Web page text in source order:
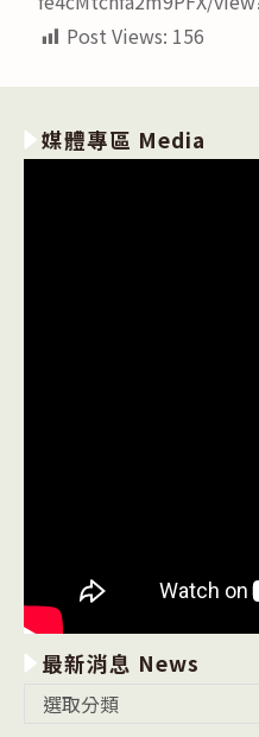
Post Views: 156
媒體專區 Media
最新消息 News
選取分類